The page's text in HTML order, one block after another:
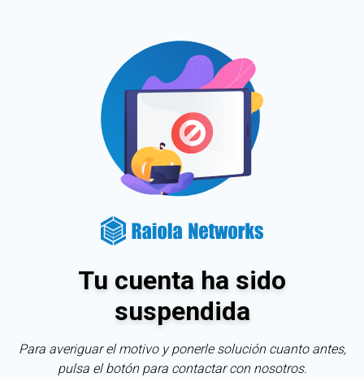
Tu cuenta ha sido
suspendida
Para averiguar el motivo y ponerle solución cuanto antes,
pulsa el botón para contactar con nosotros.